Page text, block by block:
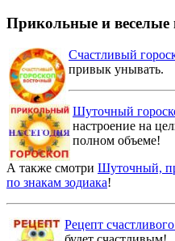
Прикольные и веселые
Счастливый
привык унывать.
Шуточный
настроение на
полном объеме!
А также смотри Шуточный,
по знакам зодиака!
Рецепт